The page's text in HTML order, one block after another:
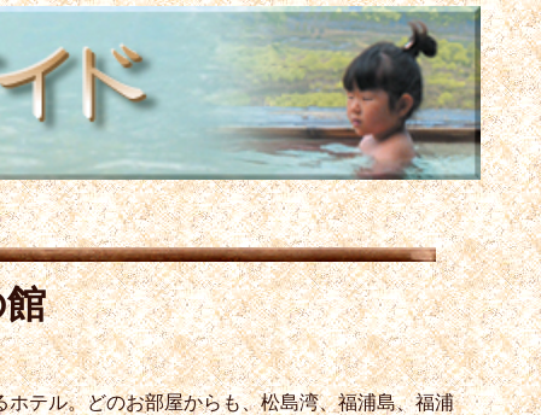
テル。どのお部屋からも、松島湾、福浦島、福浦